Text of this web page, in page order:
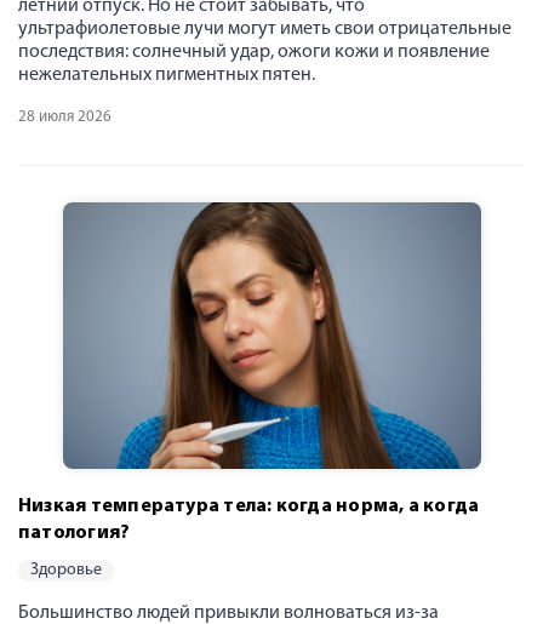
летний отпуск. Но не стоит забывать, что
ультрафиолетовые лучи могут иметь свои отрицательные
последствия: солнечный удар, ожоги кожи и появление
нежелательных пигментных пятен.
28 июля 2026
Низкая температура тела: когда норма, а когда
патология?
здоровье
Большинство людей привыкли волноваться из-за